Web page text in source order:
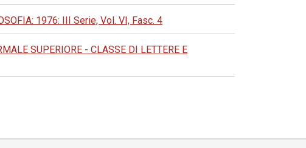
1976: III Serie, Vol. VI, Fasc. 4
SUPERIORE - CLASSE DI LETTERE E